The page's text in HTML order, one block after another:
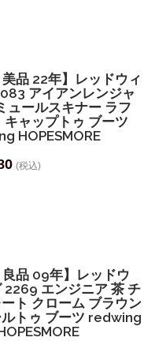
美品 22年】レッドウィ
アイアンレンジャ
ュールスキナー ラフ
キャップトゥ ブーツ
HOPESMORE
(税込)
良品 09年】レッドウ
2269 エンジニア 茶 チ
ート クローム ブラウン
トゥ ブーツ redwing